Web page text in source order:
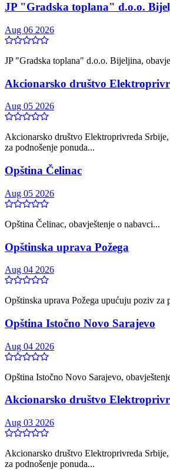
JP "Gradska toplana" d.o.o.
Aug 06 2026
JP "Gradska toplana" d.o.o. Bijeljina,
Akcionarsko društvo
Aug 05 2026
Akcionarsko društvo Elektroprivreda
za podnošenje ponuda...
Opština Čelinac
Aug 05 2026
Opština Čelinac, obavještenje o nabavci...
Opštinska uprava Požega
Aug 04 2026
Opštinska uprava Požega upućuju poziv za
Opština Istočno Novo Sarajevo
Aug 04 2026
Opština Istočno Novo Sarajevo,
Akcionarsko društvo
Aug 03 2026
Akcionarsko društvo Elektroprivreda
za podnošenje ponuda...